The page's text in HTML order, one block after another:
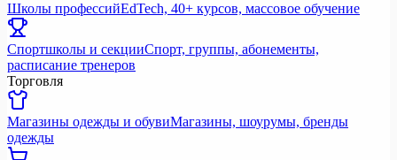
Школы профессийEdTech, 40+ курсов, массовое обучение
Спортшколы и секцииСпорт, группы, абонементы,
расписание тренеров
Торговля
Магазины одежды и обувиМагазины, шоурумы, бренды
одежды